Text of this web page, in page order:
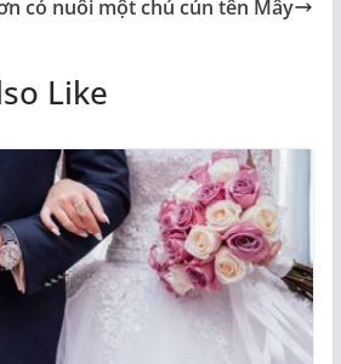
có nuôi một chú cún tên Mây
Like